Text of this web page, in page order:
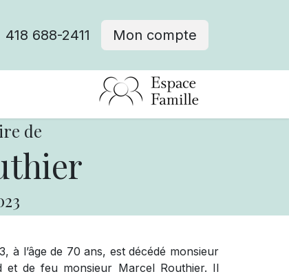
418 688-2411 Mon compte
de
à l’âge de 70 ans, est décédé monsieur
et de feu monsieur Marcel Routhier. Il